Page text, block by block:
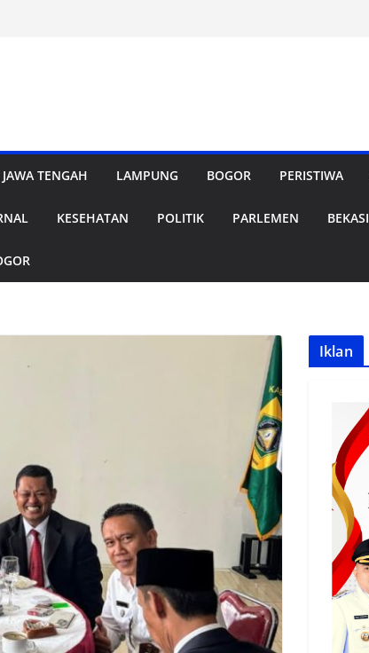
JAWA TENGAH LAMPUNG BOGOR PERISTIWA
KESEHATAN POLITIK PARLEMEN BEKASI
Iklan